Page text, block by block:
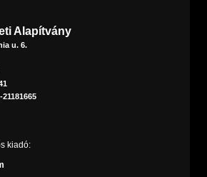
Alapítvány
u. 6.
kiadó: